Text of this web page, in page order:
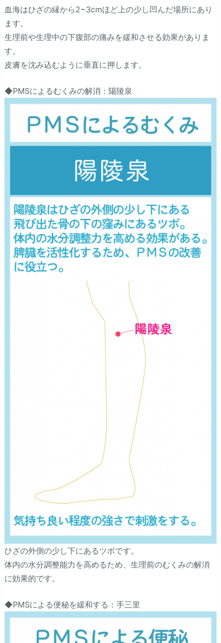
血海はひざの縁から2~3cmほど上の少し凹んだ場所にあり
ます。
生理前や生理中の下腹部の痛みを緩和させる効果がありま
す。
皮膚を沈み込むように垂直に押します。
◆PMSによるむくみの解消：陽陵泉
ひざの外側の少し下にあるツボです。
体内の水分調整能力を高めるため、生理前のむくみの解消
に効果的です。
◆PMSによる便秘を緩和する：手三里